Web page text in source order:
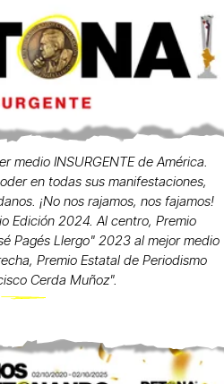
medio INSURGENTE de América.
en todas sus manifestaciones,
¡No nos rajamos, nos fajamos!
Edición 2024. Al centro, Premio
Pagés Llergo" 2023 al mejor medio
Premio Estatal de Periodismo
Cerda Muñoz".